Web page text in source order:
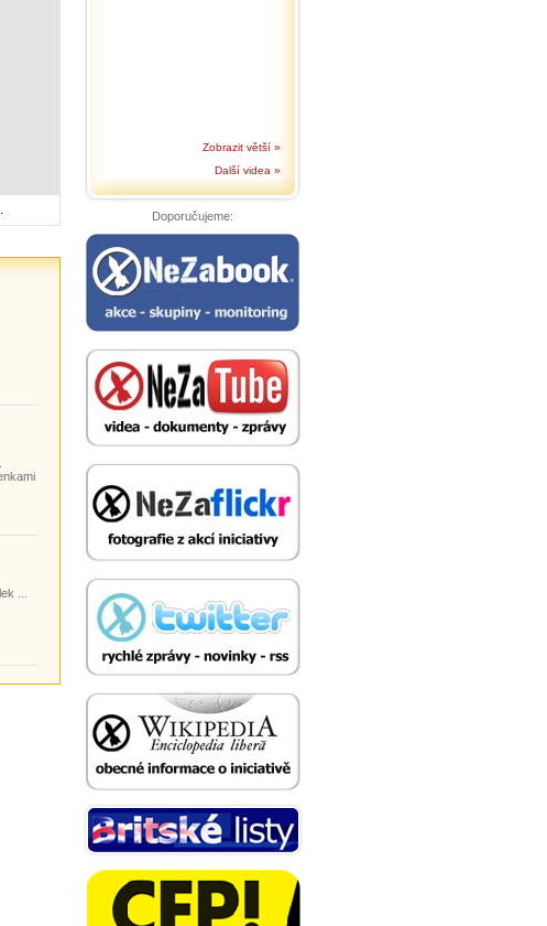
...
Zobrazit větší »
Další videa »
Doporučujeme: